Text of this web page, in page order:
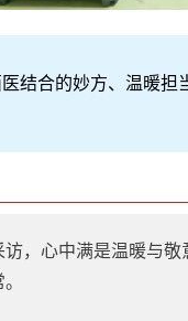
结合的妙方、温暖担
，心中满是温暖与